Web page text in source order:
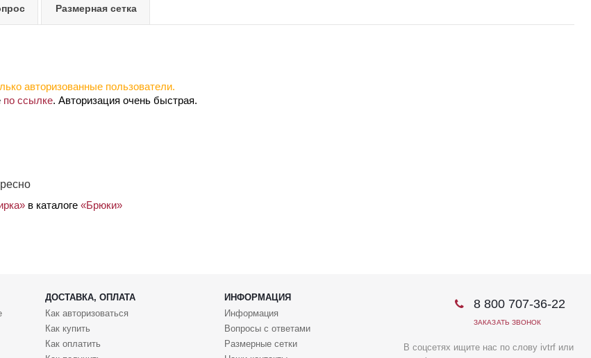
Размерная сетка
авторизованные пользователи.
по ссылке. Авторизация очень быстрая.
в каталоге «Брюки»
ДОСТАВКА, ОПЛАТА
ИНФОРМАЦИЯ
Как авторизоваться
Как купить
Как оплатить
Информация
Вопросы с ответами
Размерные сетки
8 800 707-36-22
ЗАКАЗАТЬ ЗВОНОК
В соцсетях ищите нас по слову ivtrf или